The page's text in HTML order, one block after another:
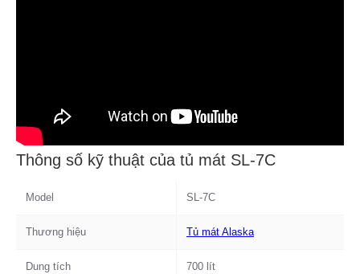
Thông số kỹ thuật của tủ mát SL-7C
Model SL-7C
Thương hiệu Tủ mát Alaska
Dung tích 700 lít